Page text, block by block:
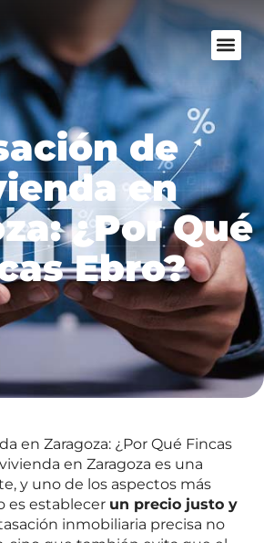
de
en
¿Por Qué
Ebro?
en Zaragoza: ¿Por Qué Fincas
en Zaragoza es una
y uno de los aspectos más
es establecer un precio justo y
inmobiliaria precisa no